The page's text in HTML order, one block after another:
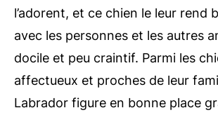
l’adorent, et ce chien le leur rend
avec les personnes et les autres
docile et peu craintif. Parmi les
affectueux et proches de leur
Labrador figure en bonne place